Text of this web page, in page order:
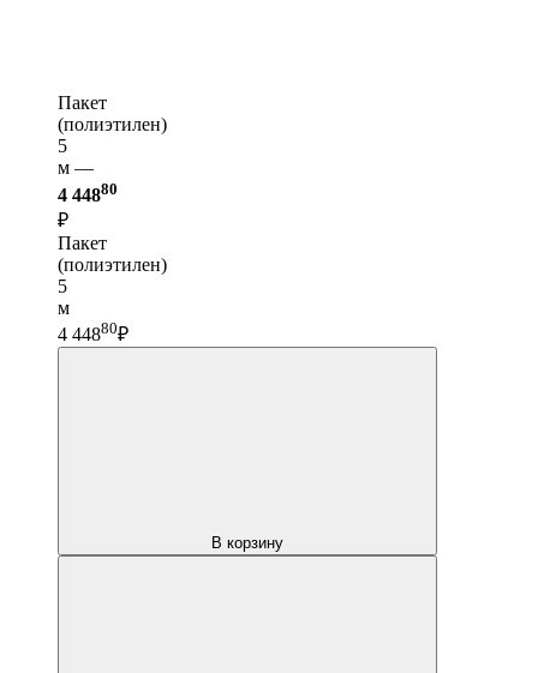
Пакет
(полиэтилен)
5
м —
4 44880
₽
Пакет
(полиэтилен)
5
м
4 44880₽
В корзину